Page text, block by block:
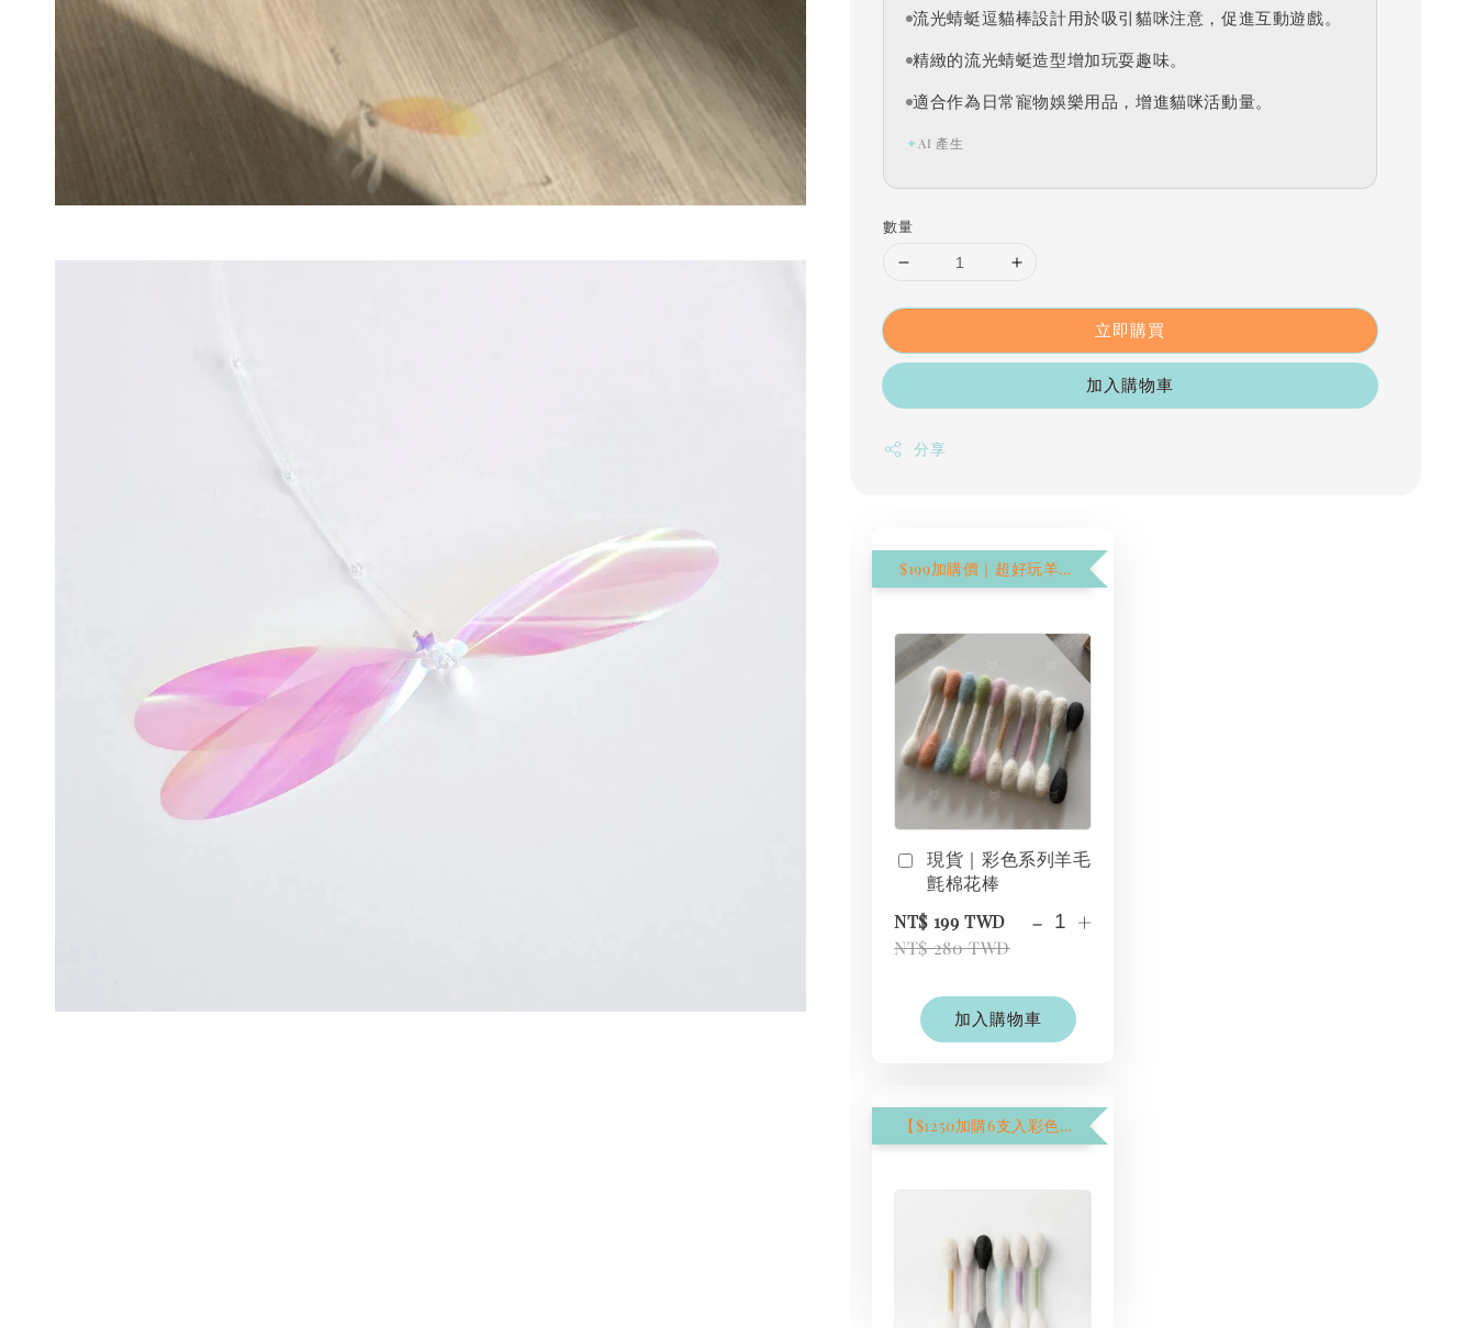
流光蜻蜓逗貓棒設計用於吸引貓咪注意，促進互動遊戲。
精緻的流光蜻蜓造型增加玩耍趣味。
適合作為日常寵物娛樂用品，增進貓咪活動量。
✦ AI 產生
數量
立即購買
加入購物車
分享
$199加購價｜超好玩羊毛氈棉花棒
現貨｜彩色系列羊毛
氈棉花棒
NT$ 199 TWD
NT$ 280 TWD
- +
加入購物車
【$1250加購6支入彩色棉花棒】